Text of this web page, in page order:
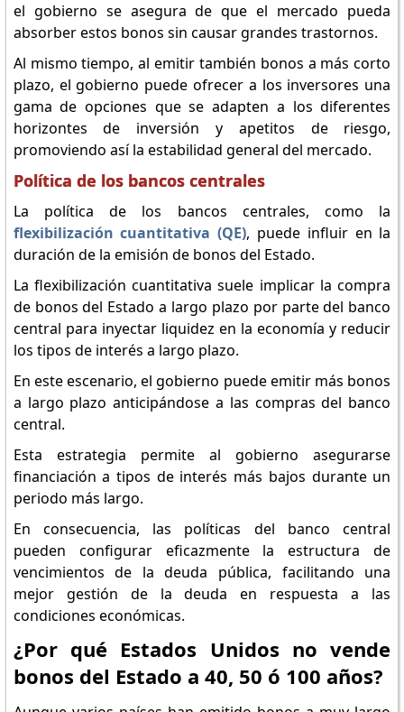
el gobierno se asegura de que el mercado pueda
absorber estos bonos sin causar grandes trastornos.
Al mismo tiempo, al emitir también bonos a más corto
plazo, el gobierno puede ofrecer a los inversores una
gama de opciones que se adapten a los diferentes
horizontes de inversión y apetitos de riesgo,
promoviendo así la estabilidad general del mercado.
Política de los bancos centrales
La política de los bancos centrales, como la
flexibilización cuantitativa (QE), puede influir en la
duración de la emisión de bonos del Estado.
La flexibilización cuantitativa suele implicar la compra
de bonos del Estado a largo plazo por parte del banco
central para inyectar liquidez en la economía y reducir
los tipos de interés a largo plazo.
En este escenario, el gobierno puede emitir más bonos
a largo plazo anticipándose a las compras del banco
central.
Esta estrategia permite al gobierno asegurarse
financiación a tipos de interés más bajos durante un
periodo más largo.
En consecuencia, las políticas del banco central
pueden configurar eficazmente la estructura de
vencimientos de la deuda pública, facilitando una
mejor gestión de la deuda en respuesta a las
condiciones económicas.
¿Por qué Estados Unidos no vende
bonos del Estado a 40, 50 ó 100 años?